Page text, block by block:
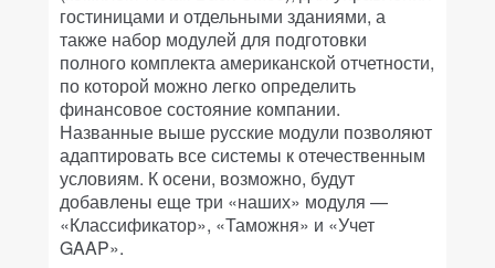
гостиницами и отдельными зданиями, а
также набор модулей для подготовки
полного комплекта американской отчетности,
по которой можно легко определить
финансовое состояние компании.
Названные выше русские модули позволяют
адаптировать все системы к отечественным
условиям. К осени, возможно, будут
добавлены еще три «наших» модуля —
«Классификатор», «Таможня» и «Учет
GAAP».